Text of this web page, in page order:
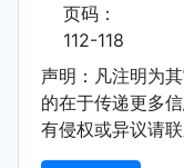
页码：
112-118
声明：凡注明为
的在于传递更多
有侵权或异议请联